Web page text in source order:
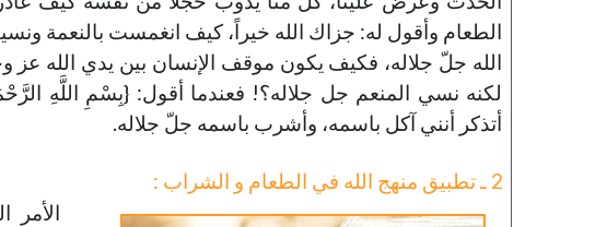
الطعام وأقول له: جزاك الله خيراً، كيف انغمست بالنعمة
الله جلّ جلاله، فكيف يكون موقف الإنسان بين يدي الله عز
لكنه نسي المنعم جل جلاله؟! فعندما أقول: {بِسْمِ اللَّهِ
أتذكر أنني آكل باسمه، وأشرب باسمه جلّ جلاله.
2 ـ تطبيق منهج الله في الطعام و الشراب :
الأمر